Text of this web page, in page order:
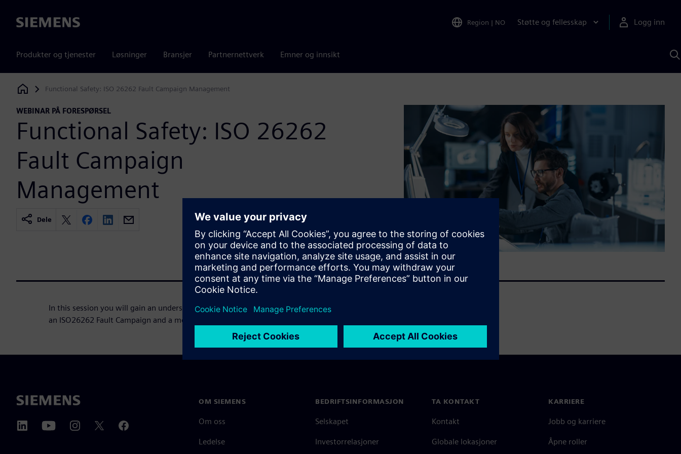
Siemens Region | NO Støtte og fellesskap Logg inn
Produkter og tjenester Løsninger Bransjer Partnernettverk Emner og innsikt
Siemens Digital Industries Software
Functional Safety: ISO 26262 Fault Campaign Management
WEBINAR PÅ FORESPØRSEL
Functional Safety: ISO 26262
Fault Campaign
Management
Dele
In this session you will gain an understanding of the core challenges executing
an ISO26262 Fault Campaign and a methodology to ensure maximum efficiency.
OM SIEMENS
Om oss
Ledelse
BEDRIFTSINFORMASJON
Selskapet
Investorrelasjoner
TA KONTAKT
Kontakt
Globale lokasjoner
KARRIERE
Jobb og karriere
Åpne roller